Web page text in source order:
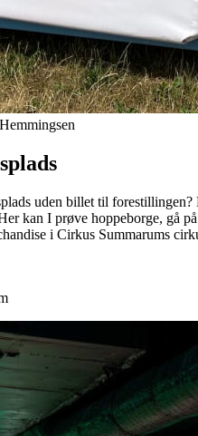
uden billet til
kan I prøve hoppeborge,
i Cirkus Summarums